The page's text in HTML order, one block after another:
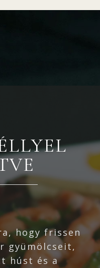
hogy frissen
gyümölcseit,
húst és a